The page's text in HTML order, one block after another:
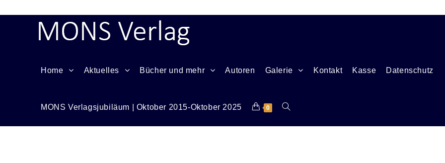
Home Aktuelles Bücher und mehr Autoren Galerie Kontakt Kasse Datenschutz
MONS Verlagsjubiläum | Oktober 2015-Oktober 2025 0